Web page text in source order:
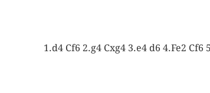
1.d4 Cf6 2.g4 Cxg4 3.e4 d6 4.Fe2 Cf6